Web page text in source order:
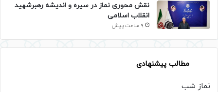
نقش محوری نماز در سیره و اندیشه رهبرشهید
انقلاب اسلامی
9 ساعت پیش
مطالب پیشنهادی
نماز شب